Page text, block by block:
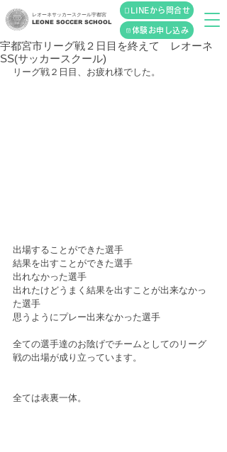
レオーネサッカースクール宇都宮
LEONE SOCCER SCHOOL
LINEから問合せ
体験お申し込み
宇都宮市リーグ戦２日目を終えて レオーネ
SS(サッカースクール)
リーグ戦２日目、お疲れ様でした。
出場することができた選手
結果を出すことができた選手
出れなかった選手
出れたけどうまく結果を出すことが出来なかっ
た選手
思うようにプレー出来なかった選手
全ての選手達のお陰げでチームとしてのリーグ
戦の出場が成り立っています。
全ては表裏一体。